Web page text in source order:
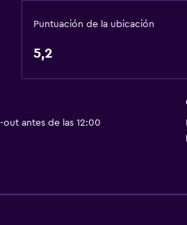
Puntuación de la ubicación
5,2
antes de las 12:00